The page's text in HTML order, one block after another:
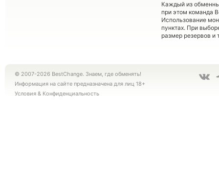
Каждый из
при этом команда
Использование
пунктах. При
размер резервов и
© 2007-2026 BestChange. Знаем, где обменять!
Информация на сайте предназначена для лиц 18+
Условия & Конфиденциальность